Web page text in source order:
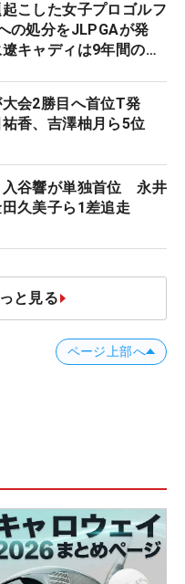
こした女子プロゴルフ
の処分をJLPGAが発
キャディは9年間の立
会2勝目へ首位T発
香、吉澤柚月ら5位
入谷響が単独首位 永井
久美子ら1差追走
と見る
ページ上部へ